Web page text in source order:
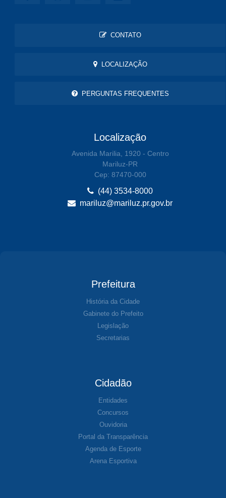
CONTATO
LOCALIZAÇÃO
PERGUNTAS FREQUENTES
Localização
Avenida Marilia, 1920 - Centro
Mariluz-PR
Cep: 87470-000
(44) 3534-8000
mariluz@mariluz.pr.gov.br
Prefeitura
História da Cidade
Gabinete do Prefeito
Legislação
Secretarias
Cidadão
Entidades
Concursos
Ouvidoria
Portal da Transparência
Agenda de Esporte
Arena Esportiva